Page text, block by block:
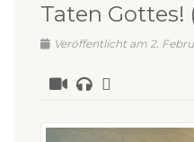
Taten Gottes!
Veröffentlicht am 2.